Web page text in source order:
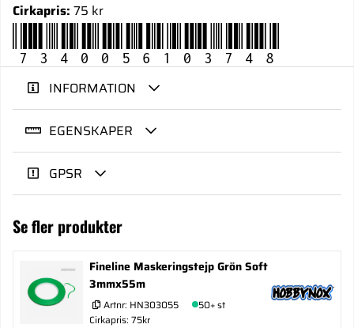
Cirkapris: 75 kr
7340056103748
INFORMATION
EGENSKAPER
GPSR
Se fler produkter
Fineline Maskeringstejp Grön Soft
3mmx55m
Artnr: HN303055
50+ st
Cirkapris: 75kr